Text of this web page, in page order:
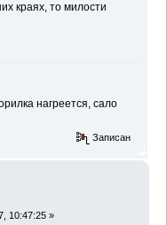
краях, то милости
нагреется, сало
Записан
10:47:25 »